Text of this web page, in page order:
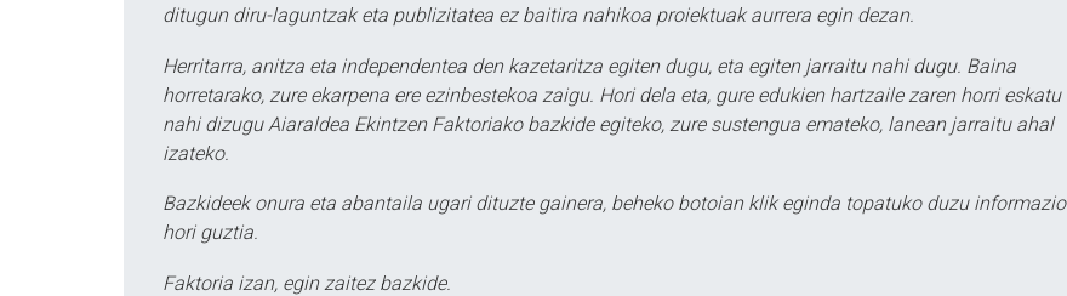
ditugun diru-laguntzak eta publizitatea ez baitira nahikoa proiektuak aurrera egin dezan.
Herritarra, anitza eta independentea den kazetaritza egiten dugu, eta egiten jarraitu nahi dugu. Baina
horretarako, zure ekarpena ere ezinbestekoa zaigu. Hori dela eta, gure edukien hartzaile zaren horri eskatu
nahi dizugu Aiaraldea Ekintzen Faktoriako bazkide egiteko, zure sustengua emateko, lanean jarraitu ahal
izateko.
Bazkideek onura eta abantaila ugari dituzte gainera, beheko botoian klik eginda topatuko duzu informazio
hori guztia.
Faktoria izan, egin zaitez bazkide.